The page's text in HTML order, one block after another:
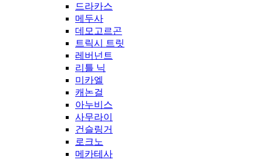
드라카스
메두사
데모고르곤
트릭시 트릿
레버넌트
리틀 닉
미카엘
캐논걸
아누비스
사무라이
건슬링거
로크노
메카테사